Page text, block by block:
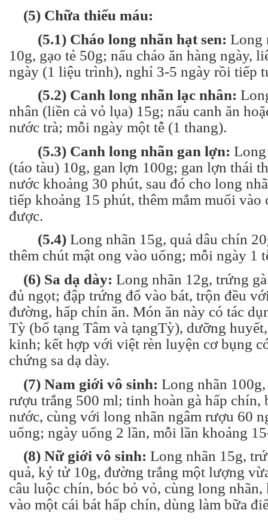
(5) Chữa thiếu máu:
(5.1) Cháo long nhãn hạt sen: Long
10g, gạo tẻ 50g; nấu cháo ăn hàng ngày,
ngày (1 liệu trình), nghỉ 3-5 ngày rồi tiếp
(5.2) Canh long nhãn lạc nhân:
nhân (liền cả vỏ lụa) 15g; nấu canh ăn
nước trà; mỗi ngày một tễ (1 thang).
(5.3) Canh long nhãn gan lợn: Long
(táo tàu) 10g, gan lợn 100g; gan lợn thái
nước khoảng 30 phút, sau đó cho long
tiếp khoảng 15 phút, thêm mắm muối
được.
(5.4) Long nhãn 15g, quả dâu chín
thêm chút mật ong vào uống; mỗi ngày 1
(6) Sa dạ dày: Long nhãn 12g, trứng
đủ ngọt; đập trứng đổ vào bát, trộn đều
đường, hấp chín ăn. Món ăn này có tác
Tỳ (bổ tạng Tâm và tạngTỳ), dưỡng
kinh; kết hợp với việt rèn luyện cơ bụng
chứng sa dạ dày.
(7) Nam giới vô sinh: Long nhãn
rượu trắng 500 ml; tinh hoàn gà hấp chín,
nước, cùng với long nhãn ngâm rượu 60
uống; ngày uống 2 lần, mỗi lần khoảng
(8) Nữ giới vô sinh: Long nhãn 15g,
quả, kỷ tử 10g, đường trắng một lượng
câu luộc chín, bóc bỏ vỏ, cùng long
vào một cái bát hấp chín, dùng làm bữa